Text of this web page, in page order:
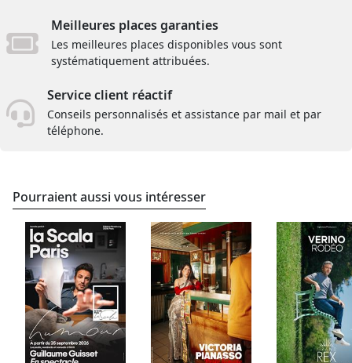
Meilleures places garanties
Les meilleures places disponibles vous sont
systématiquement attribuées.
Service client réactif
Conseils personnalisés et assistance par mail et par
téléphone.
Pourraient aussi vous intéresser